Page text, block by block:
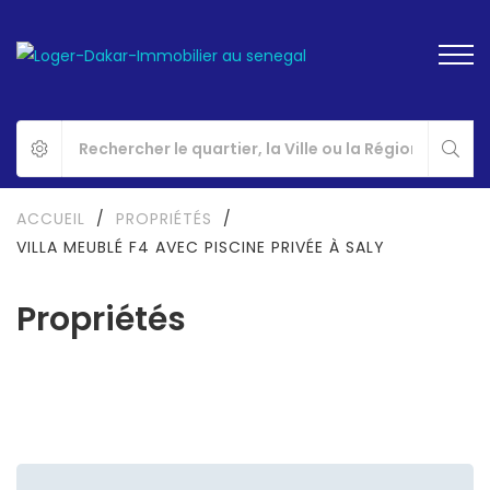
Propriétés
ACCUEIL / PROPRIÉTÉS
/
VILLA MEUBLÉ F4 AVEC PISCINE PRIVÉE À SALY